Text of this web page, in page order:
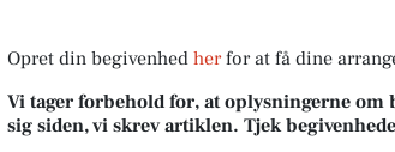
Opret din begivenhed herfor at få dine
Vi tager forbehold for, at oplysningerne om
sig siden, vi skrev artiklen. Tjek